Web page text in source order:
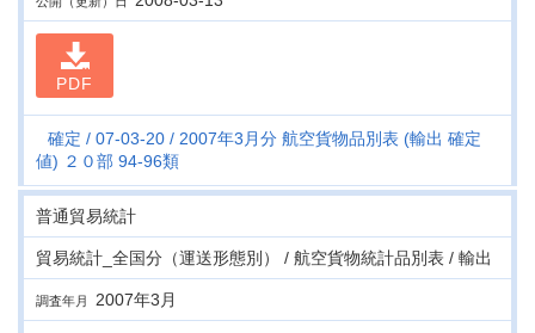
PDF
確定 07-03-20
2007年3月分 航空貨物品別表 (輸出 確定
値) ２０部 94-96類
普通貿易統計
貿易統計_全国分（運送形態別） / 航空貨物統計品別表 / 輸出
調査年月 2007年3月